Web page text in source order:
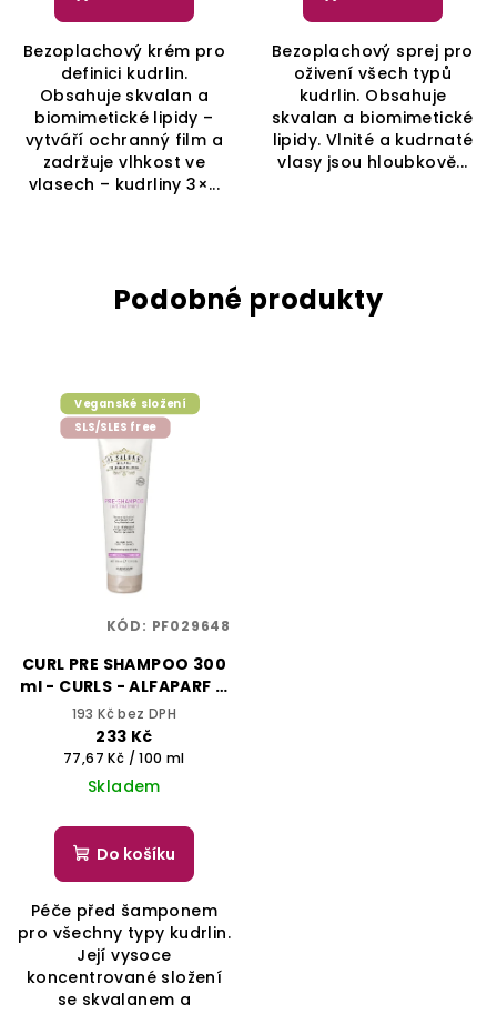
Bezoplachový krém pro
definici kudrlin.
Obsahuje skvalan a
biomimetické lipidy –
vytváří ochranný film a
zadržuje vlhkost ve
vlasech – kudrliny 3×...
Bezoplachový sprej pro
oživení všech typů
kudrlin. Obsahuje
skvalan a biomimetické
lipidy. Vlnité a kudrnaté
vlasy jsou hloubkově...
Podobné produkty
Veganské složení
SLS/SLES free
CURL PRE SHAMPOO 300
ml - CURLS - ALFAPARF IL
SALONE MILANO
193 Kč bez DPH
233 Kč
Měrná
cena:
77,67 Kč / 100 ml
Skladem
Do košíku
Péče před šamponem
pro všechny typy kudrlin.
Její vysoce
koncentrované složení
se skvalanem a
KÓD: PF029648